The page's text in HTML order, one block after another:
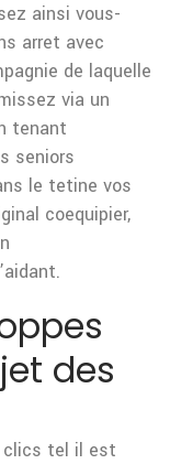
ainsi vous-
arret avec
de laquelle
via un
tenant
seniors
le tetine vos
coequipier,
des
clics tel il est